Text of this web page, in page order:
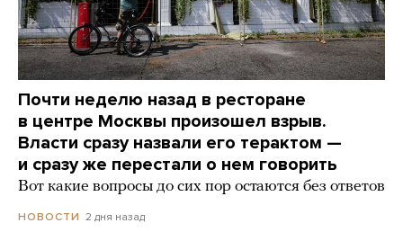
Почти неделю назад в ресторане
в центре Москвы произошел взрыв.
Власти сразу назвали его терактом —
и сразу же перестали о нем говорить
Вот какие вопросы до сих пор остаются без ответов
НОВОСТИ 2 дня назад